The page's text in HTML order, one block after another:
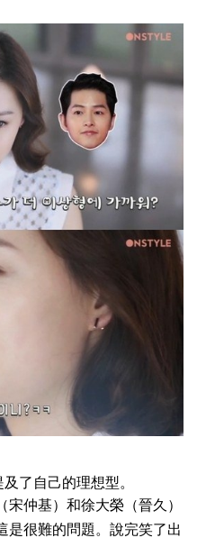
了自己的理想型。
仲基）和徐大榮（晉久）
是很難的問題。說完笑了出